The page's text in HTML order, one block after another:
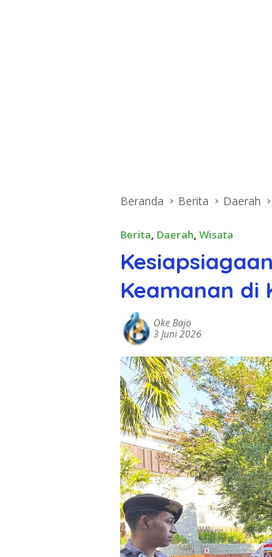
Beranda Berita Daerah
Berita, Daerah, Wisata
Keamanan di
Oke Bajo
3 Juni 2026